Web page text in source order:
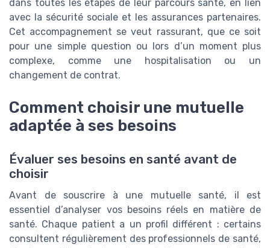
dans toutes les étapes de leur parcours santé, en lien
avec la sécurité sociale et les assurances partenaires.
Cet accompagnement se veut rassurant, que ce soit
pour une simple question ou lors d’un moment plus
complexe, comme une hospitalisation ou un
changement de contrat.
Comment choisir une mutuelle
adaptée à ses besoins
Évaluer ses besoins en santé avant de
choisir
Avant de souscrire à une mutuelle santé, il est
essentiel d’analyser vos besoins réels en matière de
santé. Chaque patient a un profil différent : certains
consultent régulièrement des professionnels de santé,